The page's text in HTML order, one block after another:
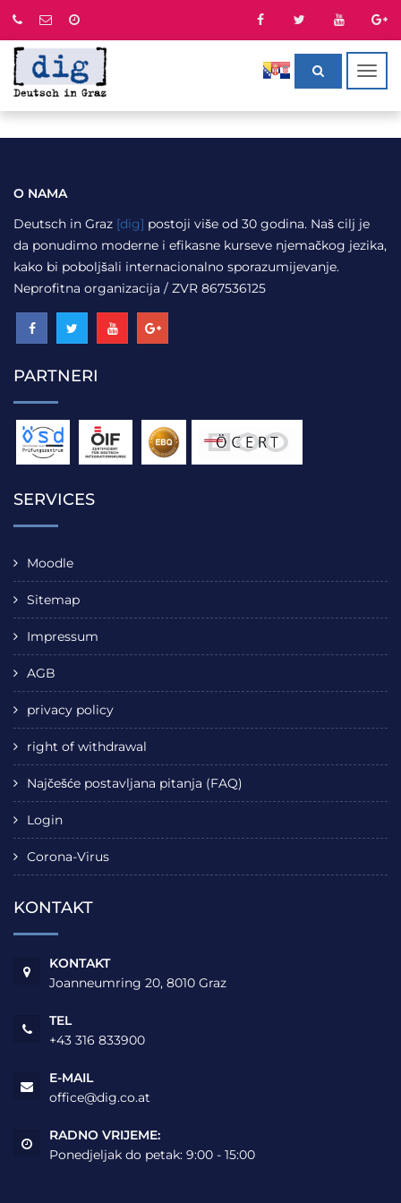
O NAMA
Deutsch in Graz [dig] postoji više od 30 godina. Naš cilj je
da ponudimo moderne i efikasne kurseve njemačkog jezika,
kako bi poboljšali internacionalno sporazumijevanje.
Neprofitna organizacija / ZVR 867536125
PARTNERI
SERVICES
Moodle
Sitemap
Impressum
AGB
privacy policy
right of withdrawal
Najčešće postavljana pitanja (FAQ)
Login
Corona-Virus
KONTAKT
KONTAKT
Joanneumring 20, 8010 Graz
TEL
+43 316 833900
E-MAIL
office@dig.co.at
RADNO VRIJEME:
Ponedjeljak do petak: 9:00 - 15:00